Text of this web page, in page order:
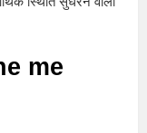
me